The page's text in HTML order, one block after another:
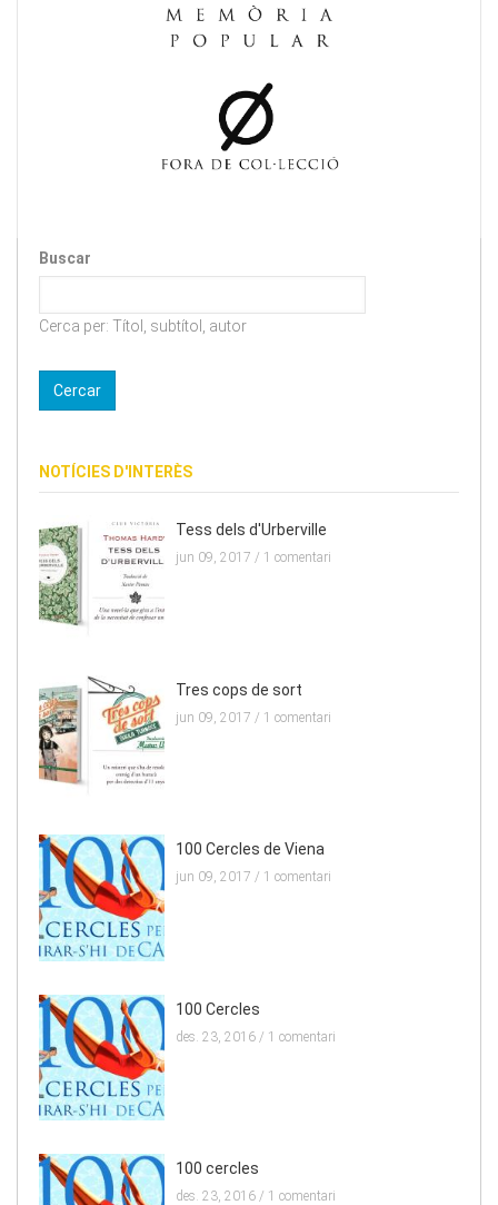
Buscar
Cerca per: Títol, subtítol, autor
NOTÍCIES D'INTERÈS
Tess dels d'Urberville
jun 09, 2017 / 1 comentari
Tres cops de sort
jun 09, 2017 / 1 comentari
100 Cercles de Viena
jun 09, 2017 / 1 comentari
100 Cercles
des. 23, 2016 / 1 comentari
100 cercles
des. 23, 2016 / 1 comentari